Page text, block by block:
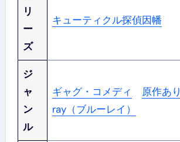
リ
ー
ズ
キューティクル探偵因幡
ジ
ャ
ン
ル
ギャグ・コメディ 原作あり
ray（ブルーレイ）